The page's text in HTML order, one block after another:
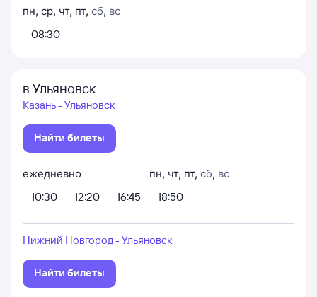
пн, ср, чт, пт, сб, вс
08:30
в Ульяновск
Казань - Ульяновск
Найти билеты
ежедневно
10:30
12:20 16:45
пн, чт, пт, сб, вс
18:50
Нижний Новгород - Ульяновск
Найти билеты